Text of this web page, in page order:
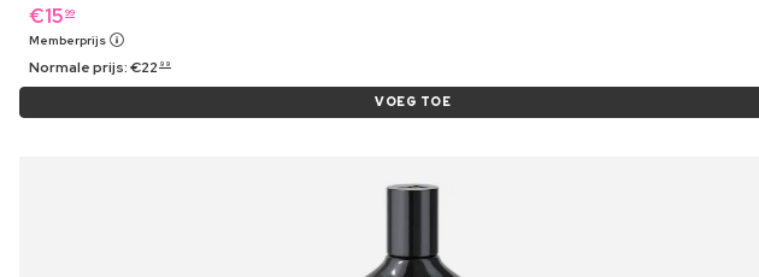
€15 99
Memberprijs
Normale prijs:€22 99
VOEG TOE